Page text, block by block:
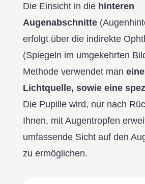
Die Einsicht in diehinteren
Augenabschnitte
erfolgt über die indirekte
(Spiegeln im umgekehrten
Methode verwendet man
Lichtquelle, sowie eine
Die Pupille wird, nur nach
Ihnen, mit Augentropfen
umfassende Sicht auf den
zu ermöglichen.